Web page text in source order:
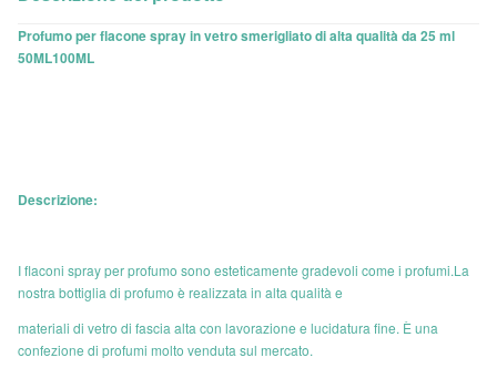
Profumo per flacone spray in vetro smerigliato di alta qualità da 25 ml
50ML100ML
Descrizione:
I flaconi spray per profumo sono esteticamente gradevoli come i profumi.La
nostra bottiglia di profumo è realizzata in alta qualità e
materiali di vetro di fascia alta con lavorazione e lucidatura fine. È una
confezione di profumi molto venduta sul mercato.